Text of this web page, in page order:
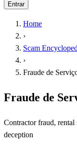
Entrar
Home
›
Scam
›
Fraude de
Fraude de
Contractor fraud, rental
deception